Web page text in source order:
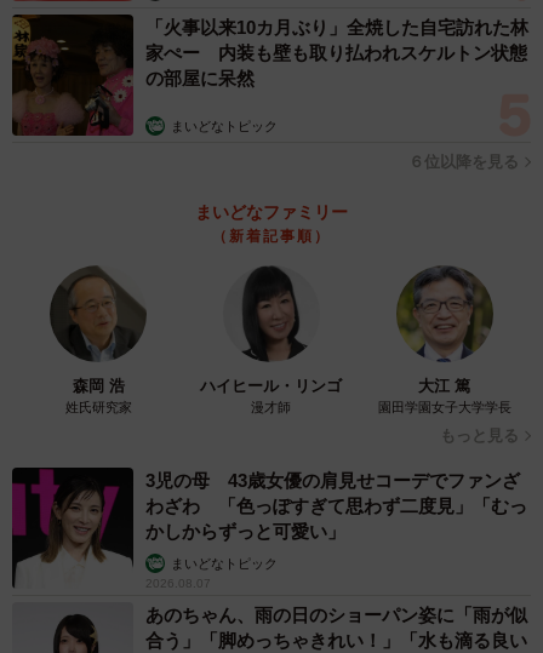
「火事以来10カ月ぶり」全焼した自宅訪れた林
家ぺー 内装も壁も取り払われスケルトン状態
の部屋に呆然
まいどなトピック
６位以降を見る
まいどなファミリー
（新着記事順）
森岡 浩
姓氏研究家
ハイヒール・リンゴ
漫才師
大江 篤
園田学園女子大学学長
もっと見る
3児の母 43歳女優の肩見せコーデでファンざ
わざわ 「色っぽすぎて思わず二度見」「むっ
かしからずっと可愛い」
まいどなトピック
2026.08.07
あのちゃん、雨の日のショーパン姿に「雨が似
合う」「脚めっちゃきれい！」「水も滴る良い